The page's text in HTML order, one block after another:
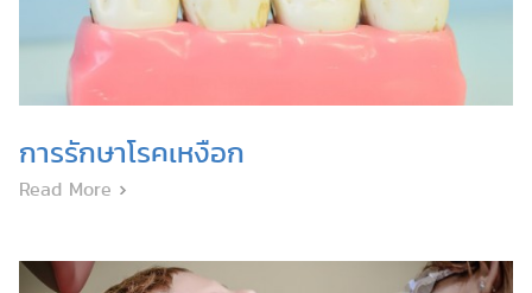
การรักษาโรคเหงือก
Read More